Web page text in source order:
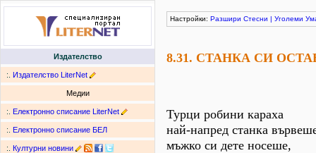
Издателство
:. Издателство LiterNet
Медии
:. Електронно списание LiterNet
:. Електронно списание БЕЛ
:. Културни новини
Настройки: Разшири Стесни | Уголеми
8.31. СТАНКА СИ
Турци робини караха
най-напред станка
мъжко си дете носеше,